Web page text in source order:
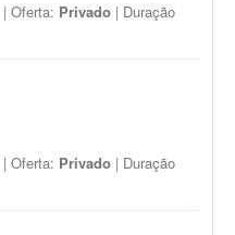
| Oferta: Privado | Duração
| Oferta: Privado | Duração